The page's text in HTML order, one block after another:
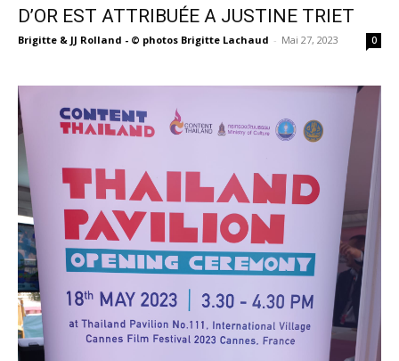
D’OR EST ATTRIBUÉE A JUSTINE TRIET
Brigitte & JJ Rolland - © photos Brigitte Lachaud - Mai 27, 2023 0